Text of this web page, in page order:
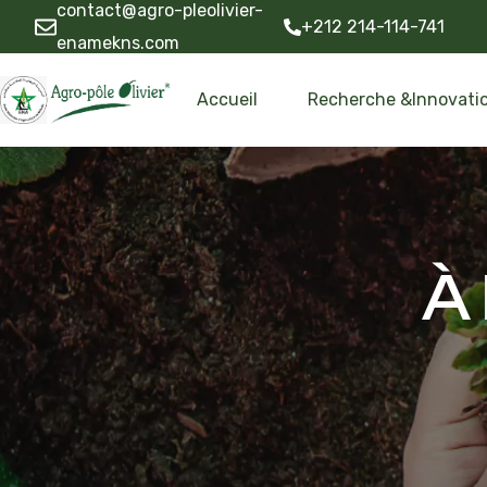
contact@agro-pleolivier-
enamekns.com
+212 214-114-741
Accueil Recherche
À